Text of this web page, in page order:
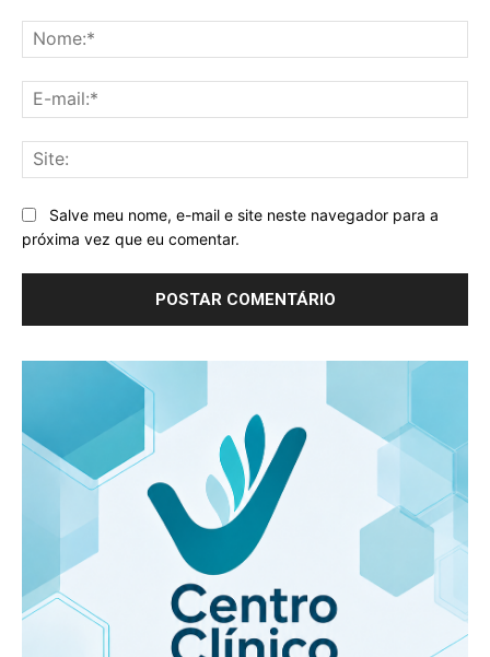
Salve meu nome, e-mail e site neste navegador para a
próxima vez que eu comentar.